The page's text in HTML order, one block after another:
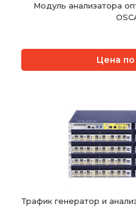
Модуль анализатора
Цена по
Трафик генератор и